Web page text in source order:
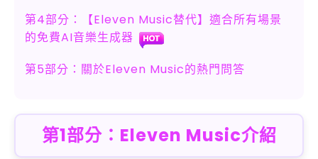
第4部分：【Eleven Music替代】適合所有場景
的免費AI音樂生成器
第5部分：關於Eleven Music的熱門問答
第1部分：Eleven Music介紹